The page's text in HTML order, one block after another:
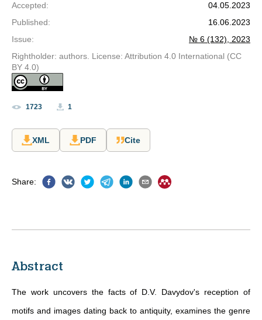
Accepted:
04.05.2023
Published:
16.06.2023
Issue:
№ 6 (132), 2023
Rightholder: authors. License: Attribution 4.0 International (CC
BY 4.0)
1723 1
XML PDF Cite
Share:
Abstract
The work uncovers the facts of D.V. Davydov's reception of
motifs and images dating back to antiquity, examines the genre